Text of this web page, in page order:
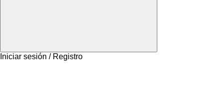
Iniciar sesión / Registro